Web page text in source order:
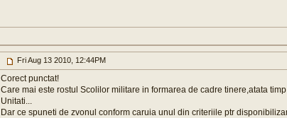
Fri Aug 13 2010, 12:44PM
Corect punctat!
Care mai este rostul Scolilor militare in formarea de cadre tinere,atata
Unitati...
Dar ce spuneti de zvonul conform caruia unul din criteriile ptr